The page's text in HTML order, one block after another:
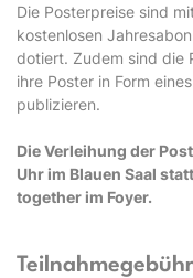
Die Posterpreise sind
kostenlosen
dotiert. Zudem sind die
ihre Poster in Form
publizieren.
Die Verleihung der
Uhr im Blauen Saal
together im Foyer.